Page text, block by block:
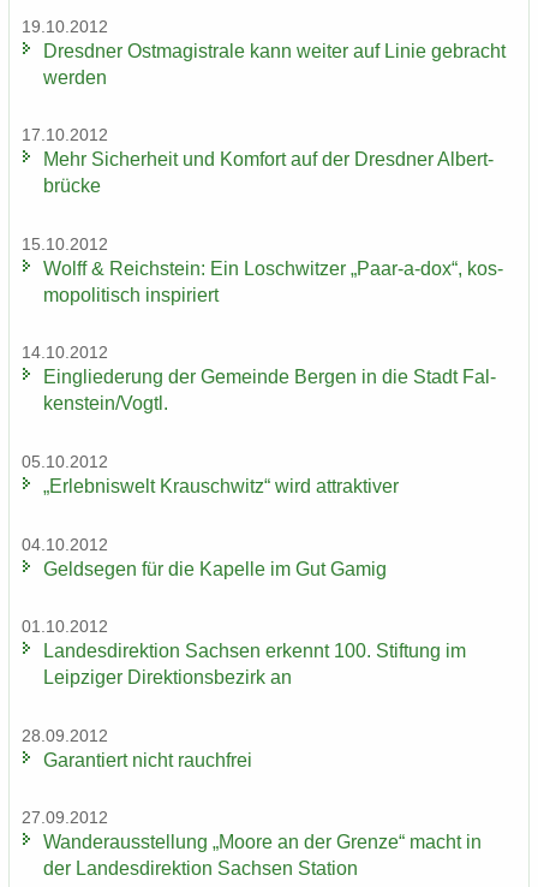
19.10.2012
Dresd­ner Ost­ma­gis­tra­le kann wei­ter auf Linie ge­bracht
wer­den
17.10.2012
Mehr Si­cher­heit und Kom­fort auf der Dresd­ner Al­bert­
brü­cke
15.10.2012
Wolff & Reichs­tein: Ein Losch­wit­zer „Paar-​a-dox“, kos­
mo­po­li­tisch in­spi­riert
14.10.2012
Ein­glie­de­rung der Ge­mein­de Ber­gen in die Stadt Fal­
ken­stein/Vogtl.
05.10.2012
„Er­leb­nis­welt Krausch­witz“ wird at­trak­ti­ver
04.10.2012
Geld­se­gen für die Ka­pel­le im Gut Gamig
01.10.2012
Lan­des­di­rek­ti­on Sach­sen er­kennt 100. Stif­tung im
Leip­zi­ger Di­rek­ti­ons­be­zirk an
28.09.2012
Ga­ran­tiert nicht rauch­frei
27.09.2012
Wan­der­aus­stel­lung „Moore an der Gren­ze“ macht in
der Lan­des­di­rek­ti­on Sach­sen Sta­ti­on